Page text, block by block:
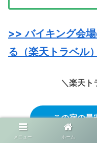
>> バイキング会
る（楽天トラベル）
＼楽天ト
この宿の最
メニュー ホーム